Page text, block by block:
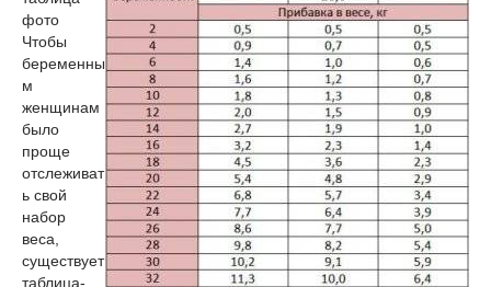
фото
Чтобы
беременны
м
женщинам
было
проще
отслеживат
ь свой
набор
веса,
существует
таблица-